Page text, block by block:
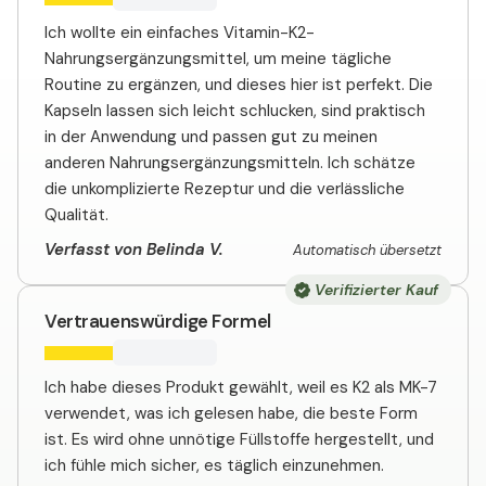
Ich wollte ein einfaches Vitamin-K2-
Nahrungsergänzungsmittel, um meine tägliche
Routine zu ergänzen, und dieses hier ist perfekt. Die
Kapseln lassen sich leicht schlucken, sind praktisch
in der Anwendung und passen gut zu meinen
anderen Nahrungsergänzungsmitteln. Ich schätze
die unkomplizierte Rezeptur und die verlässliche
Qualität.
Verfasst von Belinda V.
Automatisch übersetzt
Verifizierter Kauf
Vertrauenswürdige Formel
Ich habe dieses Produkt gewählt, weil es K2 als MK-7
verwendet, was ich gelesen habe, die beste Form
ist. Es wird ohne unnötige Füllstoffe hergestellt, und
ich fühle mich sicher, es täglich einzunehmen.